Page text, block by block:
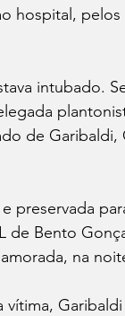
hospital,
intubado.
de Garibaldi,
preservada
Bento
na